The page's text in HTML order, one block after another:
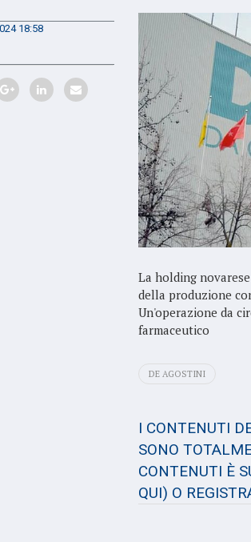
18:58
La holding
della produzione
Un'operazione da
farmaceutico
DE AGOSTINI
I CONTENUTI
SONO
CONTENUTI È
QUI) O